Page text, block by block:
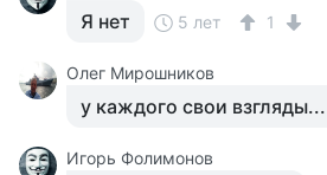
Я нет 5 лет 1
Олег Мирошников
у каждого свои взгляды...
Игорь Фолимонов